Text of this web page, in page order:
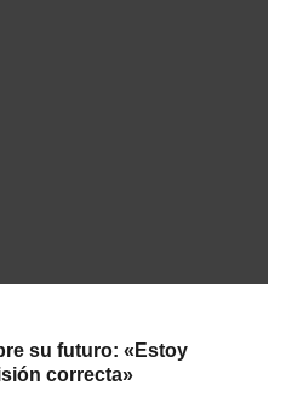
su futuro: «Estoy
correcta»